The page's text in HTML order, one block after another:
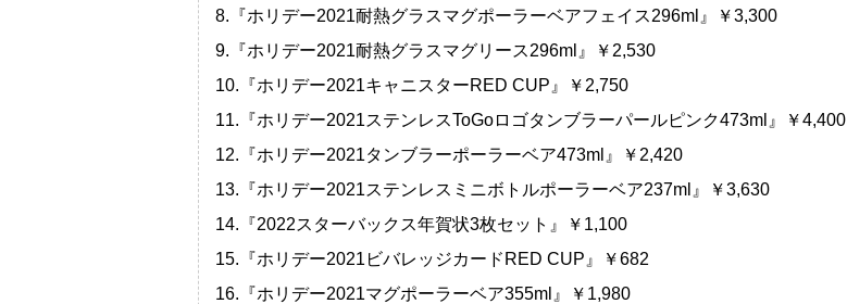
8.『ホリデー2021耐熱グラスマグポーラーベアフェイス296ml』￥3,300
9.『ホリデー2021耐熱グラスマグリース296ml』￥2,530
10.『ホリデー2021キャニスターRED CUP』￥2,750
11.『ホリデー2021ステンレスToGoロゴタンブラーパールピンク473ml』￥4,400
12.『ホリデー2021タンブラーポーラーベア473ml』￥2,420
13.『ホリデー2021ステンレスミニボトルポーラーベア237ml』￥3,630
14.『2022スターバックス年賀状3枚セット』￥1,100
15.『ホリデー2021ビバレッジカードRED CUP』￥682
16.『ホリデー2021マグポーラーベア355ml』￥1,980